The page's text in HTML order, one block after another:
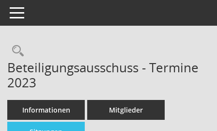
Toggle navigation
Beteiligungsausschuss - Termine
2023
Informationen Mitglieder